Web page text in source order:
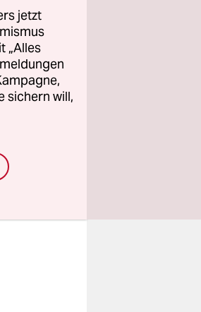
jetzt
„Alles
sichern will,